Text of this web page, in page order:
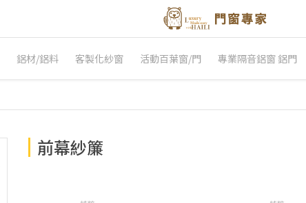
鋁材/鋁料 客製化紗窗 活動百葉窗/門 專業隔音鋁窗 鋁門
前幕紗簾